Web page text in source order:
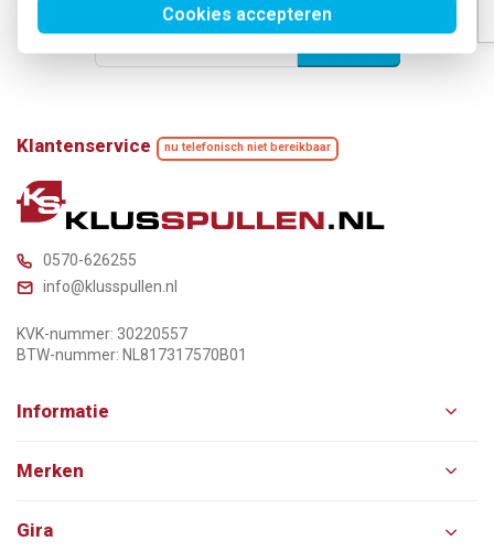
Cookies accepteren
Abonneer
Klantenservice nu telefonisch niet bereikbaar
0570-626255
info@klusspullen.nl
KVK-nummer: 30220557
BTW-nummer: NL817317570B01
Informatie
Merken
Gira